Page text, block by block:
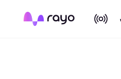
On Air